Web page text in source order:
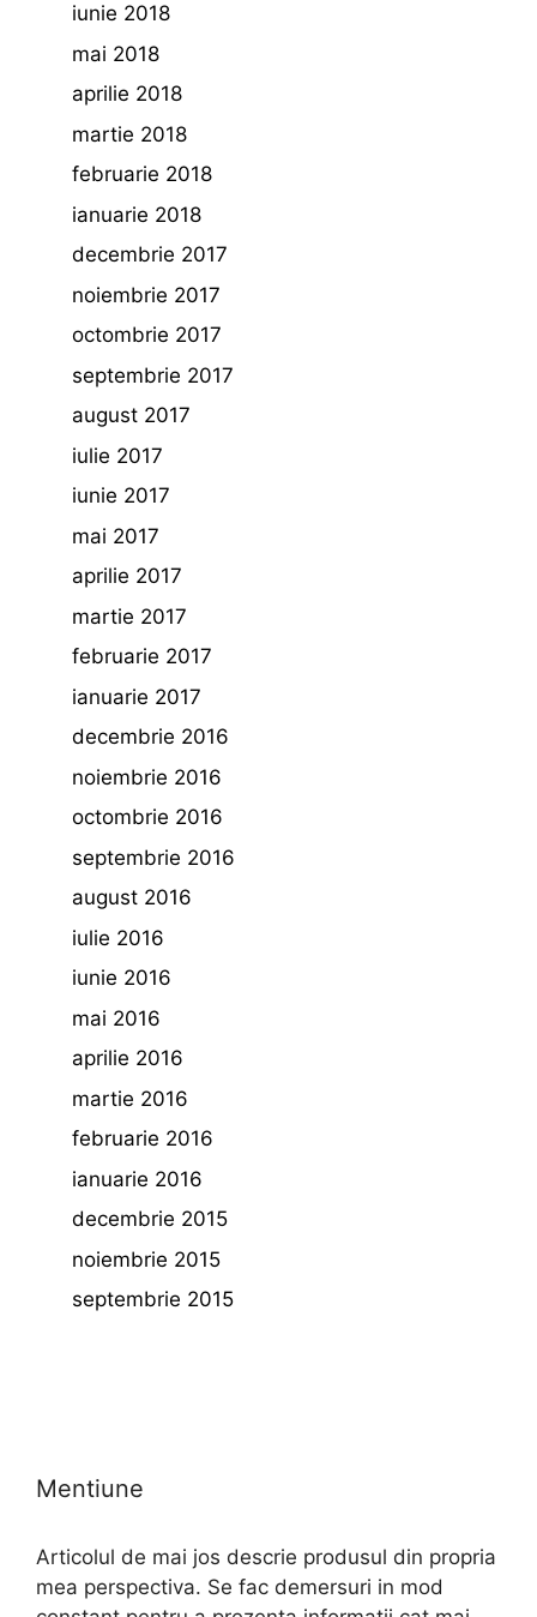
iunie 2018
mai 2018
aprilie 2018
martie 2018
februarie 2018
ianuarie 2018
decembrie 2017
noiembrie 2017
octombrie 2017
septembrie 2017
august 2017
iulie 2017
iunie 2017
mai 2017
aprilie 2017
martie 2017
februarie 2017
ianuarie 2017
decembrie 2016
noiembrie 2016
octombrie 2016
septembrie 2016
august 2016
iulie 2016
iunie 2016
mai 2016
aprilie 2016
martie 2016
februarie 2016
ianuarie 2016
decembrie 2015
noiembrie 2015
septembrie 2015
Mentiune
Articolul de mai jos descrie produsul din propria
mea perspectiva. Se fac demersuri in mod